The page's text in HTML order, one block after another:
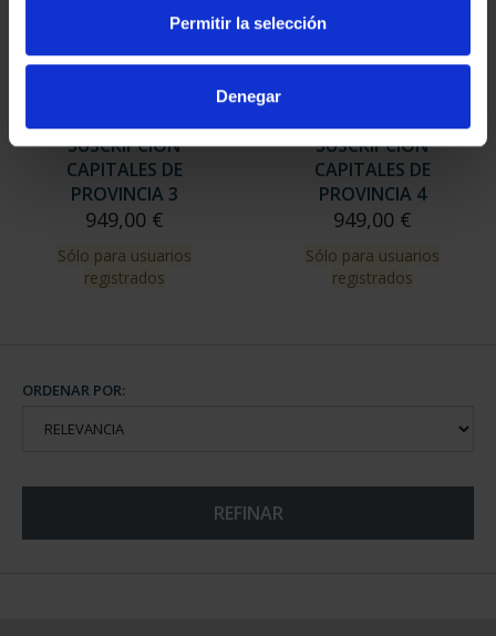
Permitir la selección
Denegar
SUSCRIPCIÓN
CAPITALES DE
PROVINCIA 3
949,00 €
Sólo para usuarios
registrados
SUSCRIPCIÓN
CAPITALES DE
PROVINCIA 4
949,00 €
Sólo para usuarios
registrados
ORDENAR POR:
REFINAR